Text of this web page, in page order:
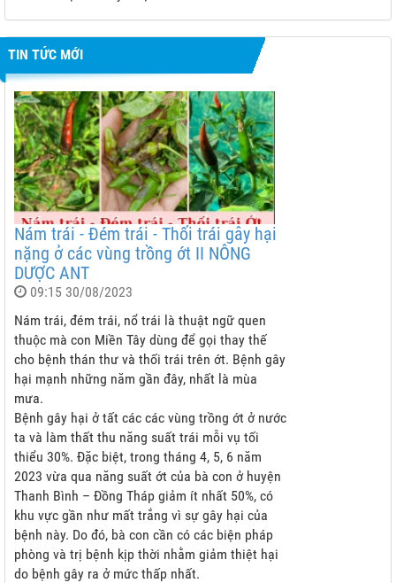
TIN TỨC MỚI
Nám trái - Đém trái - Thối trái gây hại
nặng ở các vùng trồng ớt II NÔNG
DƯỢC ANT
09:15 30/08/2023
Nám trái, đém trái, nổ trái là thuật ngữ quen
thuộc mà con Miền Tây dùng để gọi thay thế
cho bệnh thán thư và thối trái trên ớt. Bệnh gây
hại mạnh những năm gần đây, nhất là mùa
mưa.
Bệnh gây hại ở tất các các vùng trồng ớt ở nước
ta và làm thất thu năng suất trái mỗi vụ tối
thiểu 30%. Đặc biệt, trong tháng 4, 5, 6 năm
2023 vừa qua năng suất ớt của bà con ở huyện
Thanh Bình – Đồng Tháp giảm ít nhất 50%, có
khu vực gần như mất trắng vì sự gây hại của
bệnh này. Do đó, bà con cần có các biện pháp
phòng và trị bệnh kịp thời nhằm giảm thiệt hại
do bệnh gây ra ở mức thấp nhất.